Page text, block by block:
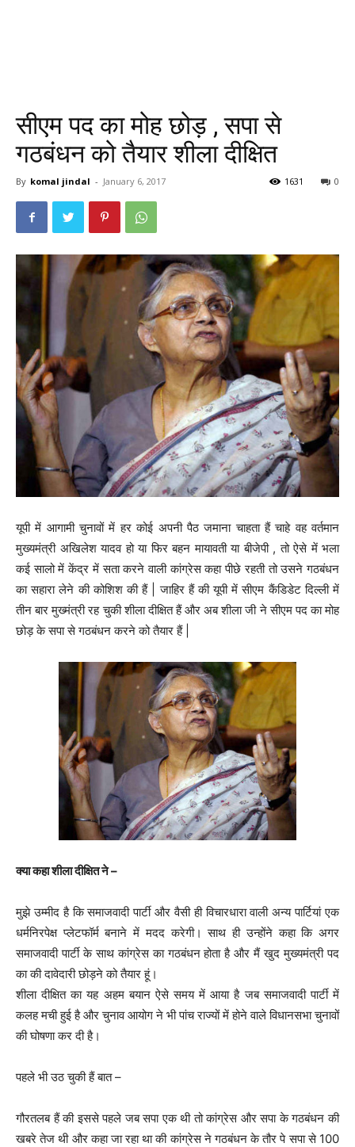
सीएम पद का मोह छोड़ , सपा से
गठबंधन को तैयार शीला दीक्षित
By komal jindal - January 6, 2017 0
1631
यूपी में आगामी चुनावों में हर कोई अपनी पैठ जमाना चाहता हैं चाहे वह वर्तमान
मुख्यमंत्री अखिलेश यादव हो या फिर बहन मायावती या बीजेपी , तो ऐसे में भला
कई सालो में केंद्र में सता करने वाली कांग्रेस कहा पीछे रहती तो उसने गठबंधन
का सहारा लेने की कोशिश की हैं | जाहिर हैं की यूपी में सीएम कैंडिडेट दिल्ली में
तीन बार मुख्मंत्री रह चुकी शीला दीक्षित हैं और अब शीला जी ने सीएम पद का मोह
छोड़ के सपा से गठबंधन करने को तैयार हैं |
क्या कहा शीला दीक्षित ने –
मुझे उम्मीद है कि समाजवादी पार्टी और वैसी ही विचारधारा वाली अन्य पार्टियां एक
धर्मनिरपेक्ष प्‍लेटफॉर्म बनाने में मदद करेगी। साथ ही उन्होंने कहा कि अगर
समाजवादी पार्टी के साथ कांग्रेस का गठबंधन होता है और मैं खुद मुख्‍यमंत्री पद
का की दावेदारी छोड़ने को तैयार हूं।
शीला दीक्षित का यह अहम बयान ऐसे समय में आया है जब समाजवादी पार्टी में
कलह मची हुई है और चुनाव आयोग ने भी पांच राज्‍यों में होने वाले विधानसभा चुनावों
की घोषणा कर दी है।
पहले भी उठ चुकी हैं बात –
गौरतलब हैं की इससे पहले जब सपा एक थी तो कांग्रेस और सपा के गठबंधन की
खबरे तेज थी और कहा जा रहा था की कांग्रेस ने गठबंधन के तौर पे सपा से 100